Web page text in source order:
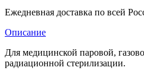
Ежедневная доставка по всей
Описание
Для медицинской паровой,
радиационной стерилизации.